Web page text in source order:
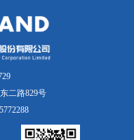
二路829号